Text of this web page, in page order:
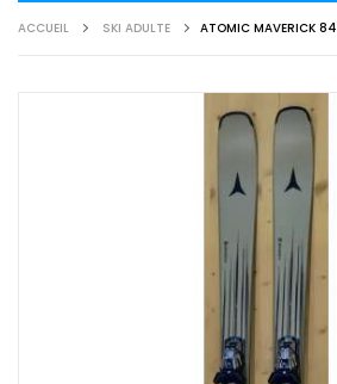
ACCUEIL SKI ADULTE ATOMIC MAVERICK 84